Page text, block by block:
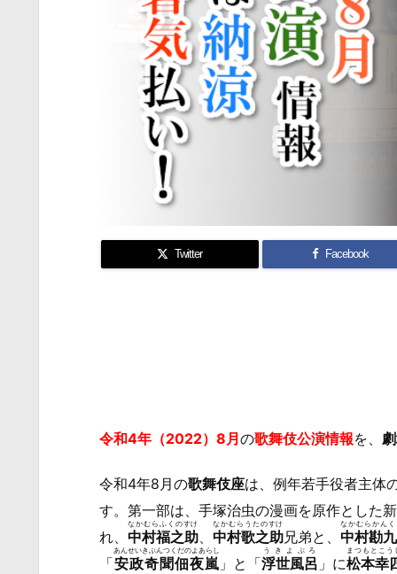
Twitter Facebook
令和4年（2022）8月 の歌舞伎公演情報を、
令和4年8月の歌舞伎座は、例年若手役者主体
す。第一部は、手塚治虫の漫画を原作とした
れ、 中村福之助
なかむらふくのすけ
、 中村歌之助
なかむらうたのすけ
兄弟と、 中村勘
なかむらかんく
「安政奇聞佃夜嵐
あんせいきぶんつくだのよあらし
」と「浮世風呂
うきよぶろ
」に松本幸
まつもとこう